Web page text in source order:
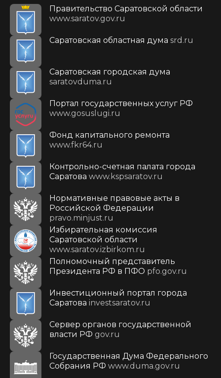
Правительство Саратовской области
www.saratov.gov.ru
Саратовская областная дума srd.ru
Саратовская городская дума
saratovduma.ru
Портал государственных услуг РФ
www.gosuslugi.ru
Фонд капитального ремонта
www.fkr64.ru
Контрольно-счетная палата города
Саратова www.kspsaratov.ru
Нормативные правовые акты в
Российской Федерации
pravo.minjust.ru
Избирательная комиссия
Саратовской области
www.saratov.izbirkom.ru
Полномочный представитель
Президента РФ в ПФО pfo.gov.ru
Инвестиционный портал города
Саратова investsaratov.ru
Сервер органов государственной
власти РФ gov.ru
Государственная Дума Федерального
Собрания РФ www.duma.gov.ru